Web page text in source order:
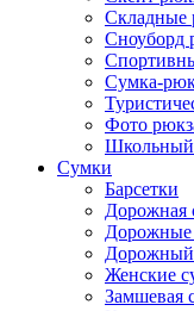
Складные
Сноуборд
Сумка-
Фото
Школьный
Сумки
Барсетки
Дорожная
Дорожный
Женские
Замшевая